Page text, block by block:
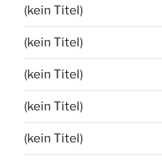
(kein Titel)
(kein Titel)
(kein Titel)
(kein Titel)
(kein Titel)